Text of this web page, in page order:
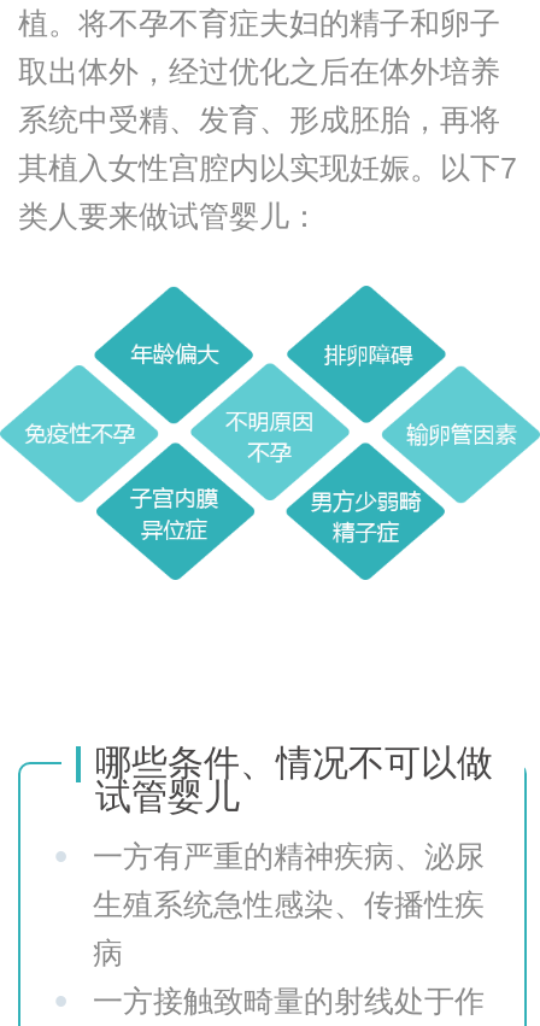
植。将不孕不育症夫妇的精子和卵子
取出体外，经过优化之后在体外培养
系统中受精、发育、形成胚胎，再将
其植入女性宫腔内以实现妊娠。以下7
类人要来做试管婴儿：
哪些条件、情况不可以做
试管婴儿
•
一方有严重的精神疾病、泌尿
生殖系统急性感染、传播性疾
病
• 一方接触致畸量的射线处于作